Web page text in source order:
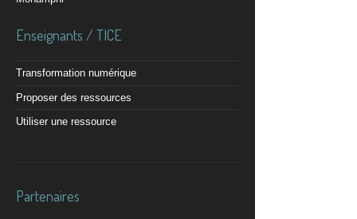
Enseignants / TICE
Transformation numérique
Proposer des ressources
Utiliser une ressource
Partenaires